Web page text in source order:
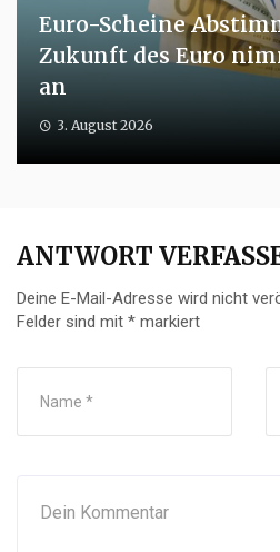
Euro-Scheine
Zukunft des Euro
an
3. August 2026
ANTWORT
Deine E-Mail-Adresse wird nicht
Felder sind mit * markiert